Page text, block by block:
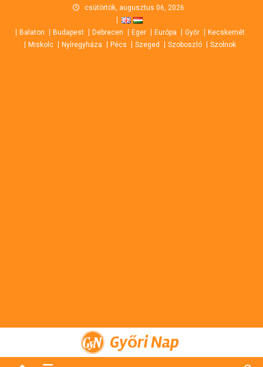
content
csütörtök, augusztus 06, 2026
Balaton Budapest Debrecen Eger Európa Győr
Kecskemét
Miskolc
Nyíregyháza Pécs Szeged Szoboszló Szolnok
Győri Nap